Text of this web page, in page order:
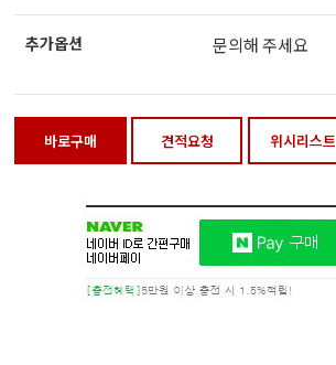
미경/확대경
차계/광택계/조도계/광도계/방사랑계
추가옵션 문의해 주세요
바로구매 견적요청 위시리스트